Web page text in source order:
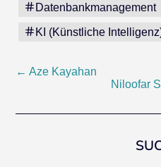
Datenbankmanagement
KI (Künstliche
Post
← Aze Kayahan
Niloofar